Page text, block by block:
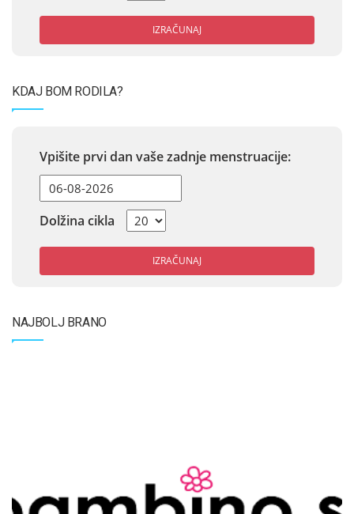
IZRAČUNAJ
KDAJ BOM RODILA?
Vpišite prvi dan vaše zadnje menstruacije:
Dolžina cikla
IZRAČUNAJ
NAJBOLJ BRANO